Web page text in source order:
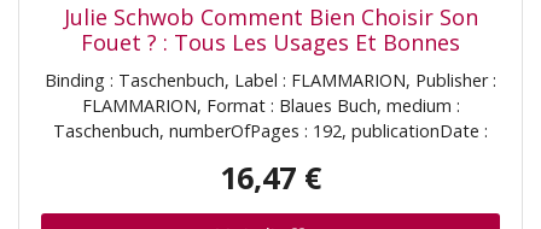
Julie Schwob Comment Bien Choisir Son
Fouet ? : Tous Les Usages Et Bonnes
Pratiques Des Ustensiles De Cuisine
Binding : Taschenbuch, Label : FLAMMARION, Publisher :
FLAMMARION, Format : Blaues Buch, medium :
Taschenbuch, numberOfPages : 192, publicationDate :
Schwob, ISBN : 208041285X
16,47 €